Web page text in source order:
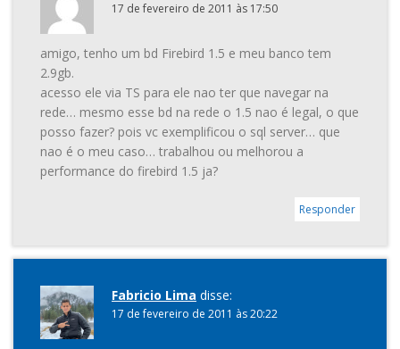
17 de fevereiro de 2011 às 17:50
amigo, tenho um bd Firebird 1.5 e meu banco tem
2.9gb.
acesso ele via TS para ele nao ter que navegar na
rede… mesmo esse bd na rede o 1.5 nao é legal, o que
posso fazer? pois vc exemplificou o sql server… que
nao é o meu caso… trabalhou ou melhorou a
performance do firebird 1.5 ja?
Responder
Fabricio Lima disse:
17 de fevereiro de 2011 às 20:22